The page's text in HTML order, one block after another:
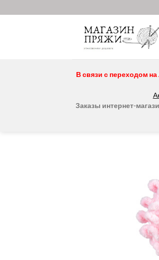
to
В связи с переходом
Заказы интернет-